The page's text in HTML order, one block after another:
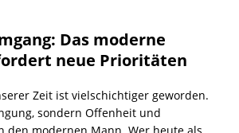
Das moderne
neue Prioritäten
Zeit ist vielschichtiger geworden.
sondern Offenheit und